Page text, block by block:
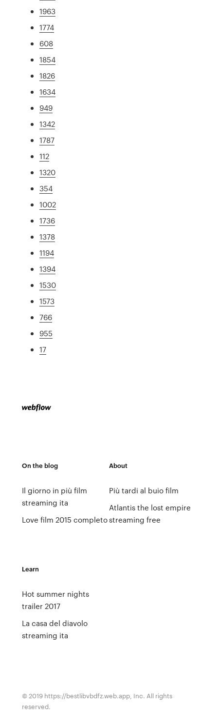
1963
1774
608
1854
1826
1634
949
1342
1787
112
1320
354
1002
1736
1378
1194
1394
1530
1573
766
955
17
On the blog
Il giorno in più film
streaming ita
Love film 2015 completo
About
Più tardi al buio film
Atlantis the lost empire
streaming free
Learn
Hot summer nights
trailer 2017
La casa del diavolo
streaming ita
© 2019 https://bestlibvbdfz.web.app, Inc. All rights
reserved.